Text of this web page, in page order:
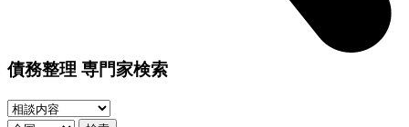
債務整理 専門家検索